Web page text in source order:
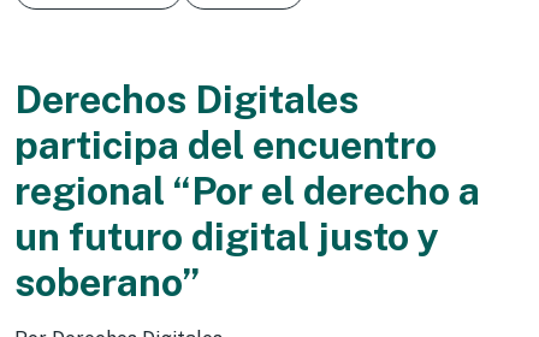
Derechos Digitales
participa del encuentro
regional “Por el derecho a
un futuro digital justo y
soberano”